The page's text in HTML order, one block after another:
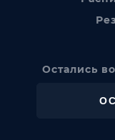
Остались